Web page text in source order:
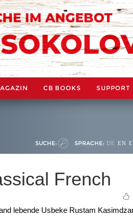
CB BOOKS SUPPORT
SUCHE: SPRACHE: DE EN
French
lebende Usbeke Rustam